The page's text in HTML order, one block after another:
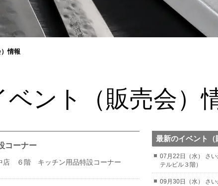
情報
ベント（販売会）
コーナー
６階 キッチン用品特設コーナー
最新のイベント（
07月22日（水） さ
テルビル３階）
09月30日（水）